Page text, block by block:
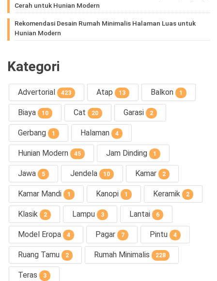
Cerah untuk Hunian Modern
Rekomendasi Desain Rumah Minimalis Halaman Luas untuk
Hunian Modern
Kategori
Advertorial 423 Atap 13 Balkon 1
Biaya 10 Cat 20 Garasi 2
Gerbang 1 Halaman 4
Hunian Modern 45 Jam Dinding 1
Jawa 5 Jendela 10 Kamar 2
Kamar Mandi 1 Kanopi 1 Keramik 2
Klasik 2 Lampu 3 Lantai 6
Model Eropa 4 Pagar 7 Pintu 4
Ruang Tamu 2 Rumah Minimalis 228
Teras 3